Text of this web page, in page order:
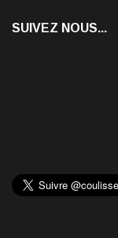
SUIVEZ NOUS...